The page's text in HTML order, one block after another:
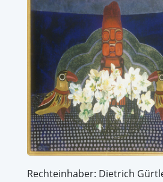
Rechteinhaber: Dietrich